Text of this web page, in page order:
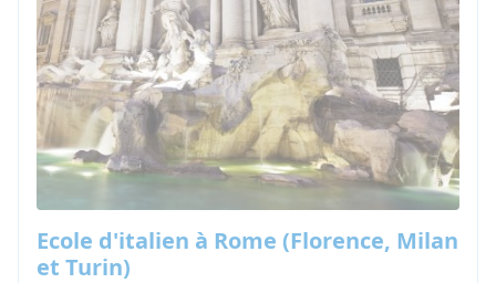
Ecole d'italien à Rome (Florence, Milan
et Turin)